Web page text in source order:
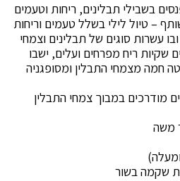
בשבילי תבלינים, ריחות וטעמים
– טיול לילי בשלל טעמים וריחות
עשרות סוגים של תבלינים וצמחי
שקיות ריח מפרחים ועלים, ישבו
חמה מצמחי התבלין ומסופגניה
מודרכים במבוך צמחי התבלין
משה
שקמה בשור